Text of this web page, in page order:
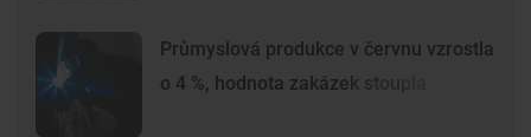
Průmyslová produkce v červnu vzrostla
o 4 %, hodnota zakázek stoupla